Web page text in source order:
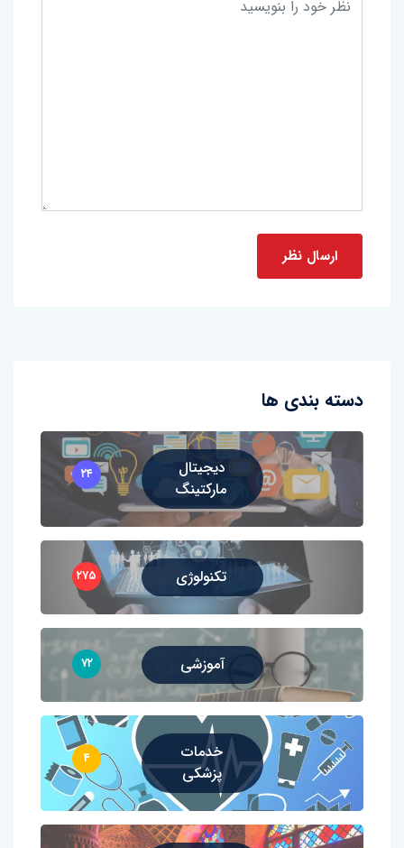
دسته بندی ها
دیجیتال
مارکتینگ
۲۴
تکنولوژی ۲۷۵
آموزشی ۷۲
خدمات
پزشکی
۴